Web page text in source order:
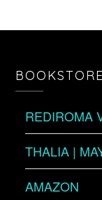
REDIROMA
THALIA |
AMAZON